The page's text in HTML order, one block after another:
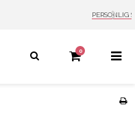
MAIL: INFO@BETTEKUN.DK
0